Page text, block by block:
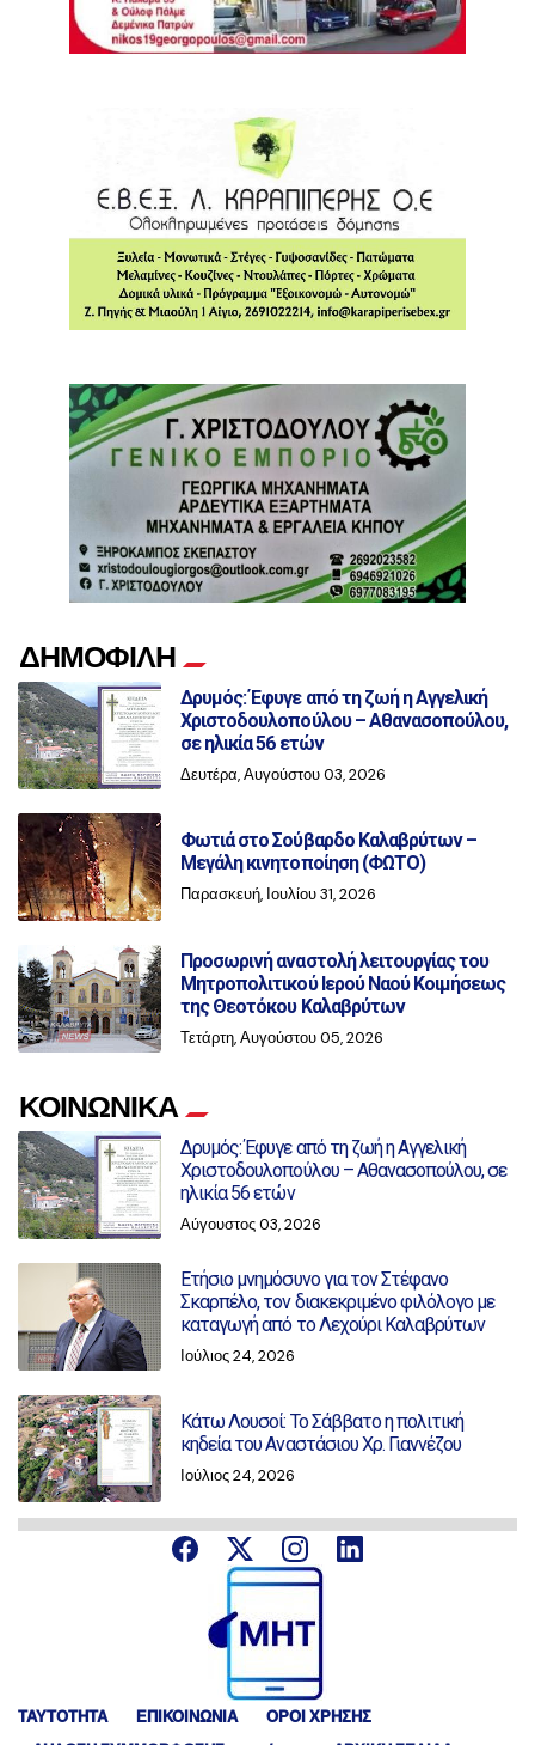
ΔΗΜΟΦΙΛΗ
Δρυμός: Έφυγε από τη ζωή η Αγγελική
Χριστοδουλοπούλου – Αθανασοπούλου,
σε ηλικία 56 ετών
Δευτέρα, Αυγούστου 03, 2026
Φωτιά στο Σούβαρδο Καλαβρύτων –
Μεγάλη κινητοποίηση (ΦΩΤΟ)
Παρασκευή, Ιουλίου 31, 2026
Προσωρινή αναστολή λειτουργίας του
Μητροπολιτικού Ιερού Ναού Κοιμήσεως
της Θεοτόκου Καλαβρύτων
Τετάρτη, Αυγούστου 05, 2026
ΚΟΙΝΩΝΙΚΑ
Δρυμός: Έφυγε από τη ζωή η Αγγελική
Χριστοδουλοπούλου – Αθανασοπούλου, σε
ηλικία 56 ετών
Αύγουστος 03, 2026
Ετήσιο μνημόσυνο για τον Στέφανο
Σκαρπέλο, τον διακεκριμένο φιλόλογο με
καταγωγή από το Λεχούρι Καλαβρύτων
Ιούλιος 24, 2026
Κάτω Λουσοί: Το Σάββατο η πολιτική
κηδεία του Αναστάσιου Χρ. Γιαννέζου
Ιούλιος 24, 2026
ΤΑΥΤΟΤΗΤΑ ΕΠΙΚΟΙΝΩΝΙΑ
ΟΡΟΙ ΧΡΗΣΗΣ